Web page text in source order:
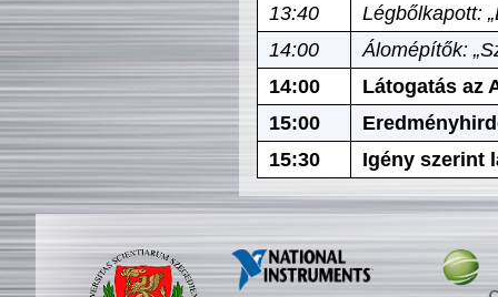
13:40
Légbőlkapott:
14:00
Álomépítők:
14:00
Látogatás az
15:00
15:30
Igény szerint